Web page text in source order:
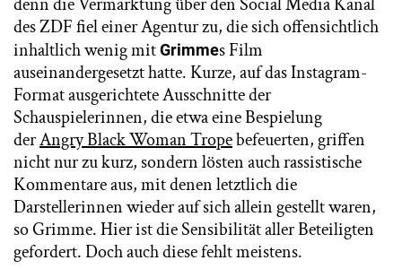
des ZDF fiel einer Agentur zu, die sich offensichtlich
inhaltlich wenig mitGrimmes Film
auseinandergesetzt hatte. Kurze, auf das Instagram-
Format ausgerichtete Ausschnitte der
Schauspielerinnen, die etwa eine Bespielung
derAngry Black Woman Tropebefeuerten, griffen
nicht nur zu kurz, sondern lösten auch rassistische
Kommentare aus, mit denen letztlich die
Darstellerinnen wieder auf sich allein gestellt waren,
so Grimme. Hier ist die Sensibilität aller Beteiligten
gefordert. Doch auch diese fehlt meistens.